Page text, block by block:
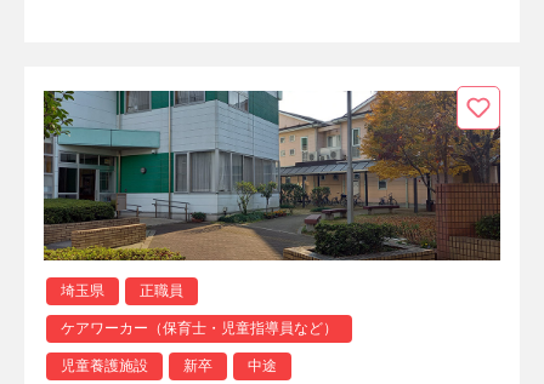
埼玉県 正職員
ケアワーカー（保育士・児童指導員など）
児童養護施設 新卒 中途